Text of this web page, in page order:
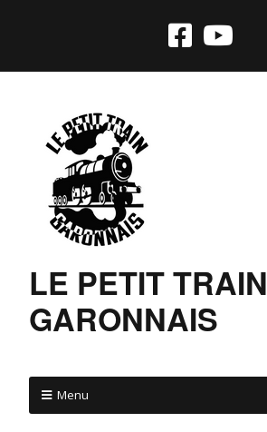
LE PETIT TRAIN
GARONNAIS
Menu